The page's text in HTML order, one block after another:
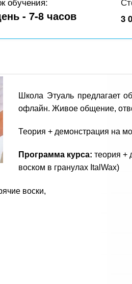
- 7-8 часов 3
Школа Этуаль предлагает
офлайн. Живое общение,
Теория + демонстрация на
Программа курса: теория +
воском в гранулах ItalWax)
воски,